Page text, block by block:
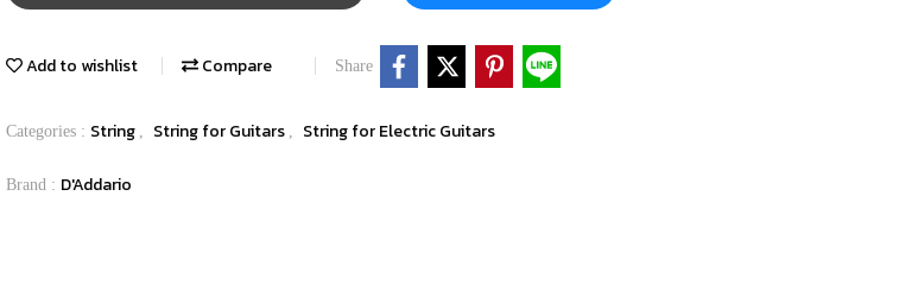
Add to wishlist Compare Share
Categories : String String for Guitars String for Electric Guitars
Brand : D'Addario